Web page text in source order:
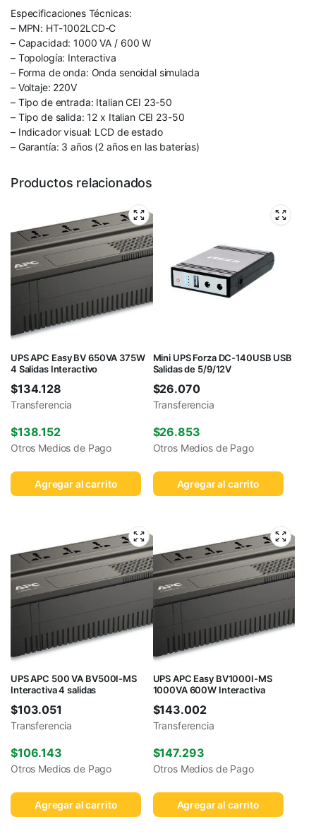
Especificaciones Técnicas:
– MPN: HT-1002LCD-C
– Capacidad: 1000 VA / 600 W
– Topología: Interactiva
– Forma de onda: Onda senoidal simulada
– Voltaje: 220V
– Tipo de entrada: Italian CEI 23-50
– Tipo de salida: 12 x Italian CEI 23-50
– Indicador visual: LCD de estado
– Garantía: 3 años (2 años en las baterías)
Productos relacionados
UPS APC Easy BV 650VA 375W
4 Salidas Interactivo
$134.128
Transferencia
$138.152
Otros Medios de Pago
Agregar al carrito
Mini UPS Forza DC-140USB USB
Salidas de 5/9/12V
$26.070
Transferencia
$26.853
Otros Medios de Pago
Agregar al carrito
UPS APC 500 VA BV500I-MS
Interactiva 4 salidas
$103.051
Transferencia
$106.143
Otros Medios de Pago
Agregar al carrito
UPS APC Easy BV1000I-MS
1000VA 600W Interactiva
$143.002
Transferencia
$147.293
Otros Medios de Pago
Agregar al carrito